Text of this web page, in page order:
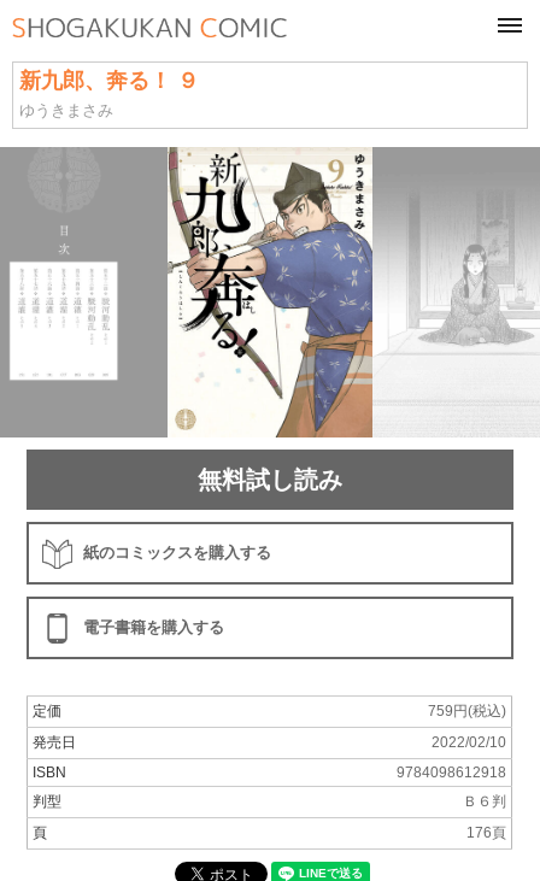
新九郎、奔る！ ９
ゆうきまさみ
無料試し読み
紙のコミックスを購入する
電子書籍を購入する
定価
759円(税込)
発売日
2022/02/10
ISBN
9784098612918
判型
Ｂ６判
頁
176頁